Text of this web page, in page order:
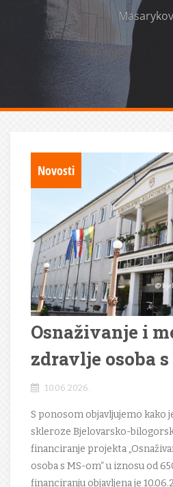
Novosti
Osnaživanje i
zdravlje osoba
10.06.2026.
S ponosom objavljujemo kako
skleroze Bjelovarsko-
financiranje projekta
osoba s MS-om“ u iznosu od
financiranju objavljena je